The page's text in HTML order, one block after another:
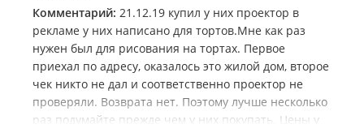
Комментарий: 21.12.19 купил у них проектор в
рекламе у них написано для тортов.Мне как раз
нужен был для рисования на тортах. Первое
приехал по адресу, оказалось это жилой дом, второе
чек никто не дал и соответственно проектор не
проверяли. Возврата нет. Поэтому лучше несколько
раз подумайте прежде чем у них покупать. Цены у